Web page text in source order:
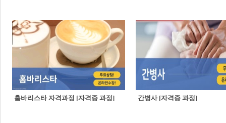
홈바리스타 자격과정 [자격증 과정] 간병사 [자격증 과정]